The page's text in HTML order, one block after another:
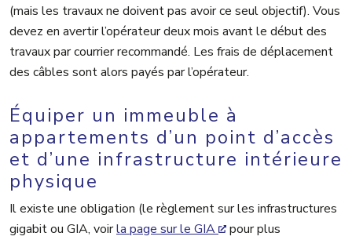
(mais les travaux ne doivent pas avoir ce seul objectif). Vous
devez en avertir l’opérateur deux mois avant le début des
travaux par courrier recommandé. Les frais de déplacement
des câbles sont alors payés par l’opérateur.
Équiper un immeuble à
appartements d’un point d’accès
et d’une infrastructure intérieure
physique
Il existe une obligation (le règlement sur les infrastructures
gigabit ou GIA, voirla page sur le GIA
pour plus